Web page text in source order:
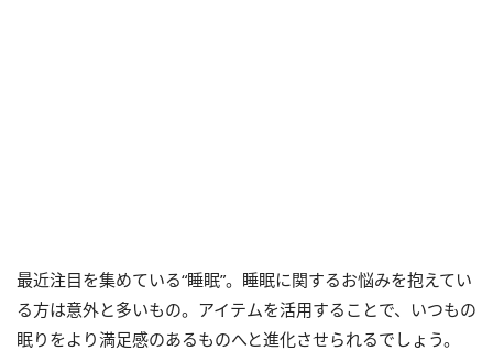
最近注目を集めている“睡眠”。睡眠に関するお悩みを抱えてい
る方は意外と多いもの。アイテムを活用することで、いつもの
眠りをより満足感のあるものへと進化させられるでしょう。